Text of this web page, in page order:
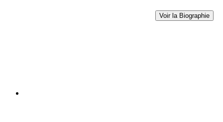
Voir la Biographie